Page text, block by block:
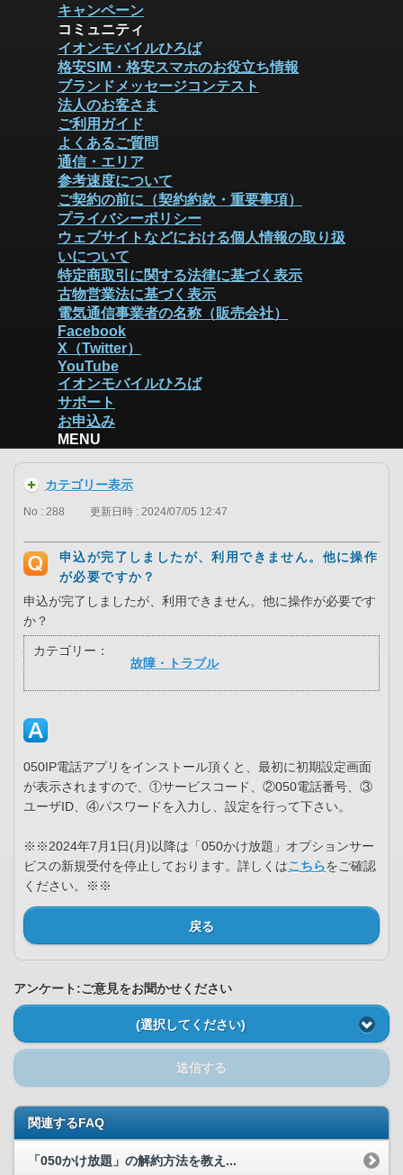
キャンペーン
コミュニティ
イオンモバイルひろば
格安SIM・格安スマホのお役立ち情報
ブランドメッセージコンテスト
法人のお客さま
ご利用ガイド
よくあるご質問
通信・エリア
参考速度について
ご契約の前に（契約約款・重要事項）
プライバシーポリシー
ウェブサイトなどにおける個人情報の取り扱
いについて
特定商取引に関する法律に基づく表示
古物営業法に基づく表示
電気通信事業者の名称（販売会社）
Facebook
X（Twitter）
YouTube
イオンモバイルひろば
サポート
お申込み
MENU
カテゴリー表示
No : 288 更新日時 : 2024/07/05 12:47
申込が完了しましたが、利用できません。他に操作
が必要ですか？
申込が完了しましたが、利用できません。他に操作が必要です
か？
カテゴリー：
故障・トラブル
050IP電話アプリをインストール頂くと、最初に初期設定画面
が表示されますので、①サービスコード、②050電話番号、③
ユーザID、④パスワードを入力し、設定を行って下さい。
※※2024年7月1日(月)以降は「050かけ放題」オプションサー
ビスの新規受付を停止しております。詳しくはこちらをご確認
ください。※※
戻る
アンケート:ご意見をお聞かせください
(選択してください)
送信する
関連するFAQ
「050かけ放題」の解約方法を教え...